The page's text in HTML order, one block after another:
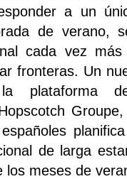
a un
de verano,
cada vez
fronteras. Un
la plataforma
de larga
los meses de